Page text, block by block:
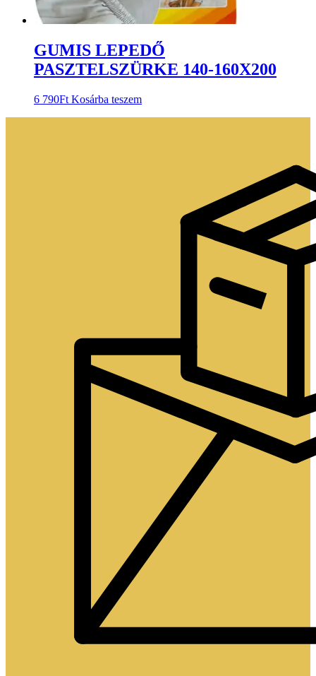
GUMIS LEPEDŐ
PASZTELSZÜRKE 140-160X200
6 790Ft Kosárba teszem